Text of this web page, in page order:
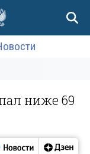
ниже 69